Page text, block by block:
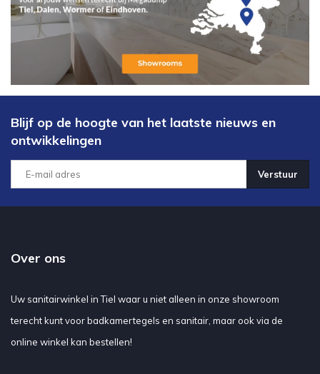
Blijf op de hoogte van het laatste nieuws en
ontwikkelingen
Verstuur
Over ons
Uw sanitairwinkel in Tiel waar u niet alleen in onze showroom
terecht kunt voor badkamertegels en sanitair, maar ook via de
online winkel kan bestellen!